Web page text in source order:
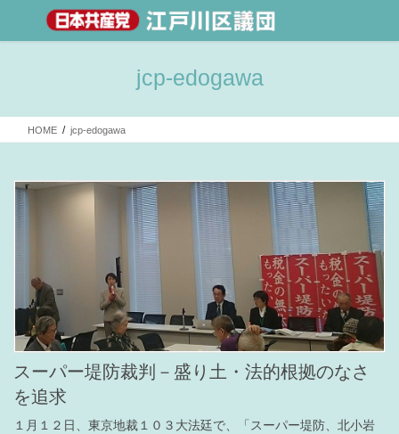
jcp-edogawa
HOME jcp-edogawa
スーパー堤防裁判－盛り土・法的根拠のなさ
を追求
１月１２日、東京地裁１０３大法廷で、「スーパー堤防、北小岩